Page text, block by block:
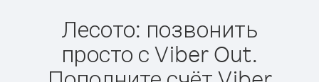
Лесото: позвонить
просто с Viber Out.